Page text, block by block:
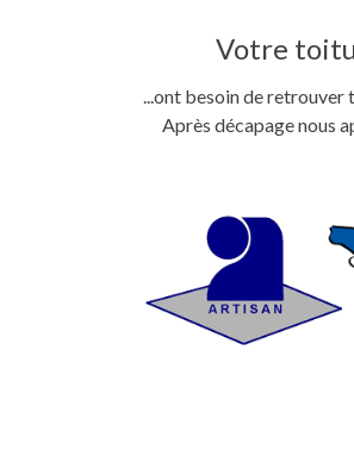
Votre
...ont besoin de
Après décapage nous